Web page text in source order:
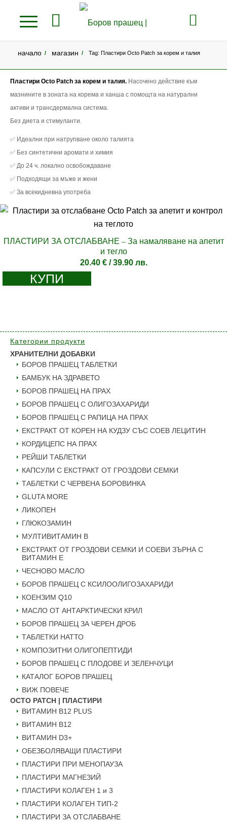
начало / магазин / Tag: Пластири Octo Patch за корем и талия
Пластири Octo Patch за корем и талия. Насочено действие към
мазнините в зоната на корема и ханша с помощта на натурални
активи и трансдермална система.
Без диета и стимуланти.
✅ Идеални при натрупване около талията
✅ Без синтетични аромати и химия
✅ До 24 ч. локално освобождаване
✅ Подходящи за мъже и жени
✅ За всекидневна употреба
ПЛАСТИРИ ЗА ОТСЛАБВАНЕ – За намаляване на апетит
и тегло
20.40 €/ 39.90 лв.
КУПИ
Категории продукти
ХРАНИТЕЛНИ ДОБАВКИ
БОРОВ ПРАШЕЦ ТАБЛЕТКИ
БАМБУК НА ЗДРАВЕТО
БОРОВ ПРАШЕЦ НА ПРАХ
БОРОВ ПРАШЕЦ С ОЛИГОЗАХАРИДИ
БОРОВ ПРАШЕЦ С РАПИЦА НА ПРАХ
ЕКСТРАКТ ОТ КОРЕН НА КУДЗУ СЪС СОЕВ ЛЕЦИТИН
КОРДИЦЕПС НА ПРАХ
РЕЙШИ ТАБЛЕТКИ
КАПСУЛИ С ЕКСТРАКТ ОТ ГРОЗДОВИ СЕМКИ
ТАБЛЕТКИ С ЧЕРВЕНА БОРОВИНКА
GLUTA MORE
ЛИКОПЕН
ГЛЮКОЗАМИН
МУЛТИВИТАМИН B
ЕКСТРАКТ ОТ ГРОЗДОВИ СЕМКИ И СОЕВИ ЗЪРНА С
ВИТАМИН Е
ЧЕСНОВО МАСЛО
БОРОВ ПРАШЕЦ С КСИЛООЛИГОЗАХАРИДИ
КОЕНЗИМ Q10
МАСЛО ОТ АНТАРКТИЧЕСКИ КРИЛ
БОРОВ ПРАШЕЦ ЗА ЧЕРЕН ДРОБ
ТАБЛЕТКИ НАТТО
КОМПОЗИТНИ ОЛИГОПЕПТИДИ
БОРОВ ПРАШЕЦ С ПЛОДОВЕ И ЗЕЛЕНЧУЦИ
КАТАЛОГ БОРОВ ПРАШЕЦ
ВИЖ ПОВЕЧЕ
OCTO PATCH | ПЛАСТИРИ
ВИТАМИН B12 PLUS
ВИТАМИН B12
ВИТАМИН D3+
ОБЕЗБОЛЯВАЩИ ПЛАСТИРИ
ПЛАСТИРИ ПРИ МЕНОПАУЗА
ПЛАСТИРИ МАГНЕЗИЙ
ПЛАСТИРИ КОЛАГЕН 1 и 3
ПЛАСТИРИ КОЛАГЕН ТИП-2
ПЛАСТИРИ ЗА ОТСЛАБВАНЕ